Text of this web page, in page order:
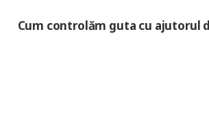
Cum controlăm guta cu ajutorul